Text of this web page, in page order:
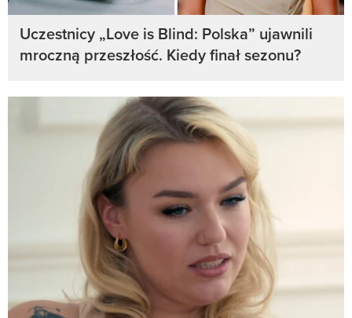
Uczestnicy „Love is Blind: Polska” ujawnili
mroczną przeszłość. Kiedy finał sezonu?